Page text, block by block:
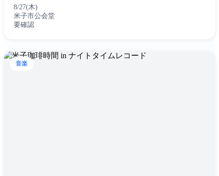
けませんか。 公会堂の大ホールでレコードを聴きながら、ゆ
ったりとした夕べのひとときを過ご...
8/27(木)
米子市公会堂
要確認
音楽